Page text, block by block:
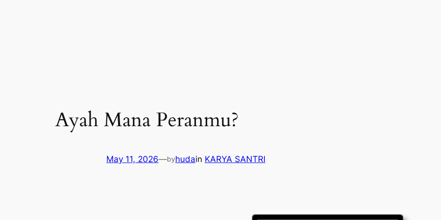
Ayah Mana Peranmu?
May 11, 2026—byhudain KARYA SANTRI